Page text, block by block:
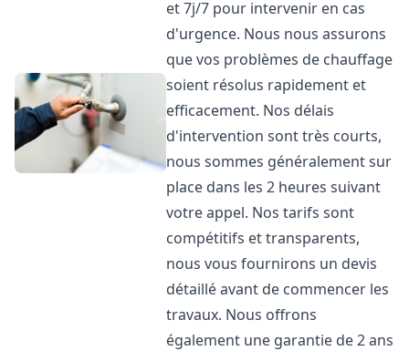
et 7j/7 pour intervenir en cas
d'urgence. Nous nous assurons
que vos problèmes de chauffage
soient résolus rapidement et
efficacement. Nos délais
d'intervention sont très courts,
nous sommes généralement sur
place dans les 2 heures suivant
votre appel. Nos tarifs sont
compétitifs et transparents,
nous vous fournirons un devis
détaillé avant de commencer les
travaux. Nous offrons
également une garantie de 2 ans